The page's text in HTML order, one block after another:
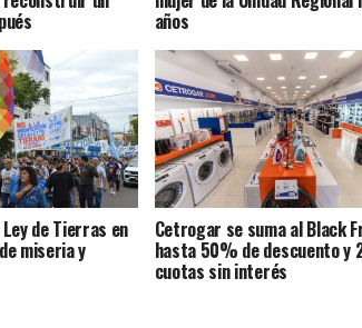
años
de Tierras en
miseria y
Cetrogar se suma al Black
hasta 50% de descuento y
cuotas sin interés